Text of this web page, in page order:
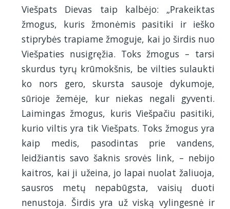
Viešpats Dievas taip kalbėjo: „Prakeiktas
žmogus, kuris žmonėmis pasitiki ir ieško
stiprybės trapiame žmoguje, kai jo širdis nuo
Viešpaties nusigręžia. Toks žmogus – tarsi
skurdus tyrų krūmokšnis, be vilties sulaukti
ko nors gero, skursta sausoje dykumoje,
sūrioje žemėje, kur niekas negali gyventi.
Laimingas žmogus, kuris Viešpačiu pasitiki,
kurio viltis yra tik Viešpats. Toks žmogus yra
kaip medis, pasodintas prie vandens,
leidžiantis savo šaknis srovės link, – nebijo
kaitros, kai ji užeina, jo lapai nuolat žaliuoja,
sausros metų nepabūgsta, vaisių duoti
nenustoja. Širdis yra už viską vylingesnė ir